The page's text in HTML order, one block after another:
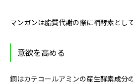
マンガンは脂質代謝の際に補酵素とし
意欲を高める
銅はカテコールアミンの産生酵素成分